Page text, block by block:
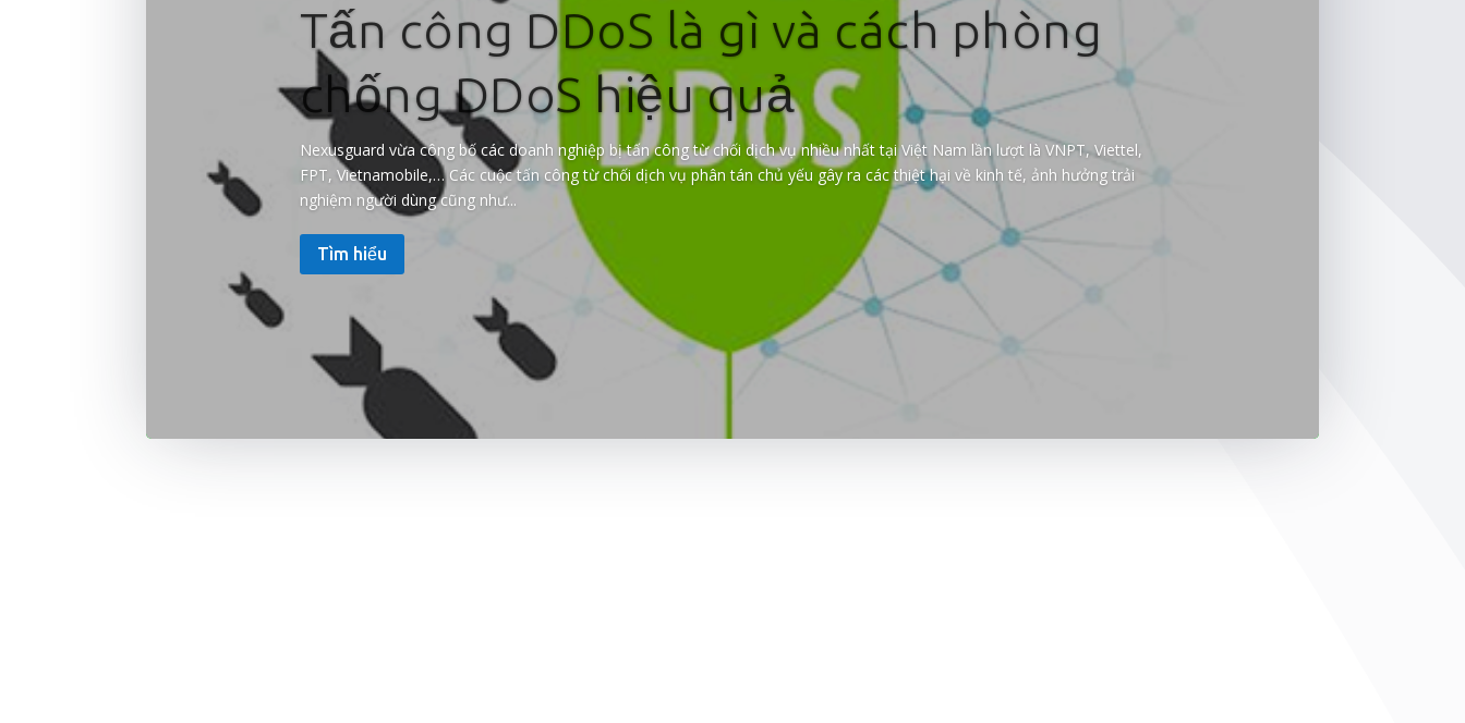
Tấn công DDoS là gì và cách phòng
chống DDoS hiệu quả
Nexusguard vừa công bố các doanh nghiệp bị tấn công từ chối dịch vụ nhiều nhất tại Việt Nam lần lượt là VNPT, Viettel,
FPT, Vietnamobile,… Các cuộc tấn công từ chối dịch vụ phân tán chủ yếu gây ra các thiệt hại về kinh tế, ảnh hưởng trải
nghiệm người dùng cũng như...
Tìm hiểu